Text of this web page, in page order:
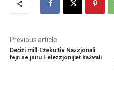
Previous article
Deċiżi mill-Eżekuttiv Nazzjonali
fejn se jsiru l-elezzjonijiet każwali